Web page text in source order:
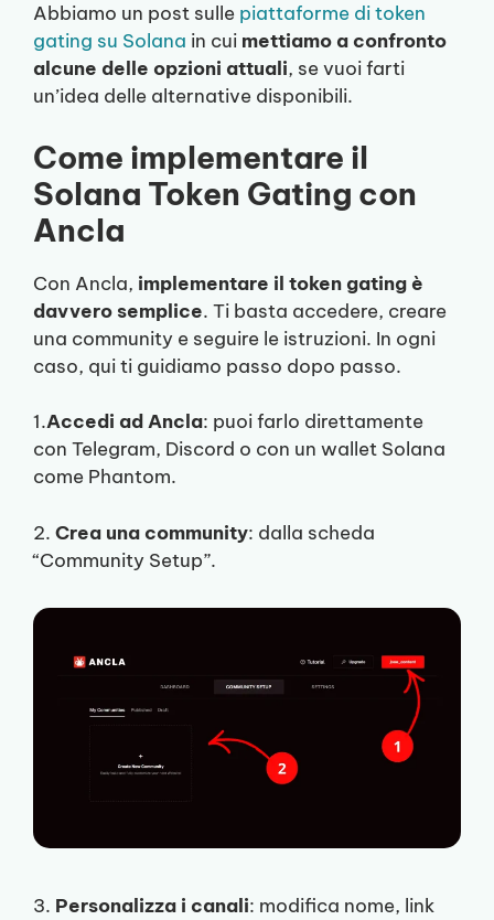
Abbiamo un post sulle piattaforme di token
gating su Solana in cui mettiamo a confronto
alcune delle opzioni attuali, se vuoi farti
un’idea delle alternative disponibili.
Come implementare il
Solana Token Gating con
Ancla
Con Ancla, implementare il token gating è
davvero semplice. Ti basta accedere, creare
una community e seguire le istruzioni. In ogni
caso, qui ti guidiamo passo dopo passo.
1.Accedi ad Ancla: puoi farlo direttamente
con Telegram, Discord o con un wallet Solana
come Phantom.
2. Crea una community: dalla scheda
“Community Setup”.
3. Personalizza i canali: modifica nome, link